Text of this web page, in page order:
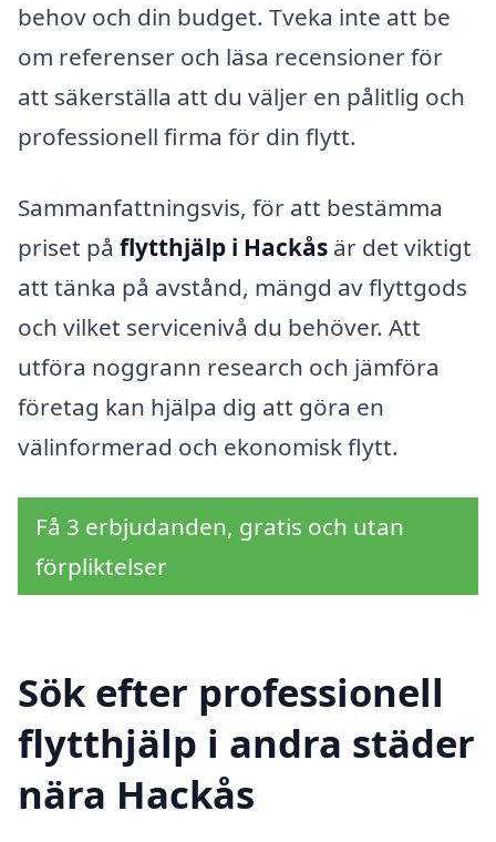
behov och din budget. Tveka inte att be
om referenser och läsa recensioner för
att säkerställa att du väljer en pålitlig och
professionell firma för din flytt.
Sammanfattningsvis, för att bestämma
priset på flytthjälp i Hackås är det viktigt
att tänka på avstånd, mängd av flyttgods
och vilket servicenivå du behöver. Att
utföra noggrann research och jämföra
företag kan hjälpa dig att göra en
välinformerad och ekonomisk flytt.
Få 3 erbjudanden, gratis och utan
förpliktelser
Sök efter professionell
flytthjälp i andra städer
nära Hackås